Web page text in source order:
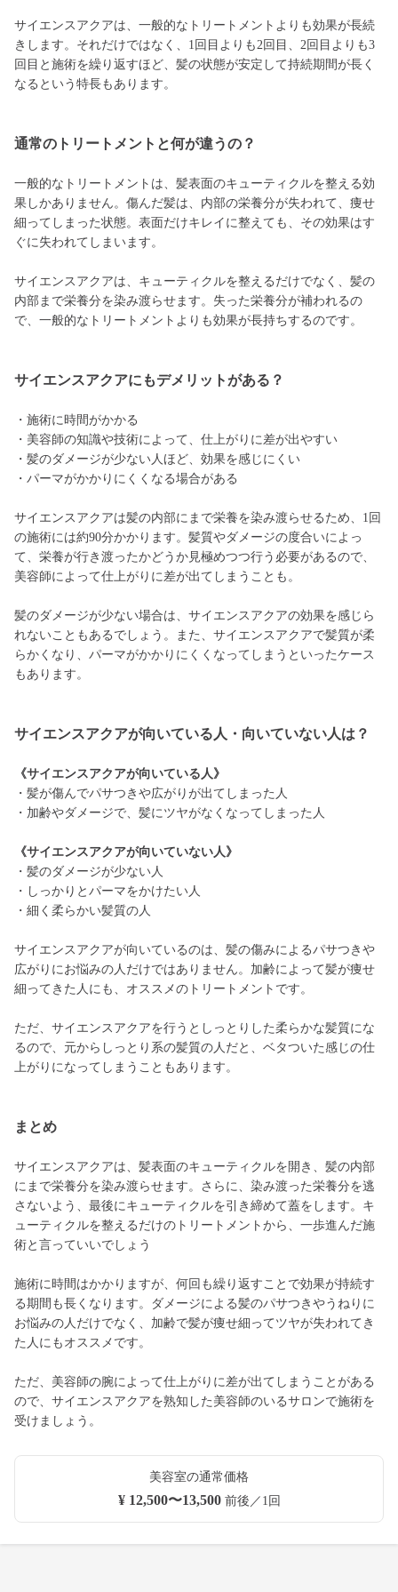
サイエンスアクアは、一般的なトリートメントよりも効果が長続
きします。それだけではなく、1回目よりも2回目、2回目よりも3
回目と施術を繰り返すほど、髪の状態が安定して持続期間が長く
なるという特長もあります。
通常のトリートメントと何が違うの？
一般的なトリートメントは、髪表面のキューティクルを整える効
果しかありません。傷んだ髪は、内部の栄養分が失われて、痩せ
細ってしまった状態。表面だけキレイに整えても、その効果はす
ぐに失われてしまいます。
サイエンスアクアは、キューティクルを整えるだけでなく、髪の
内部まで栄養分を染み渡らせます。失った栄養分が補われるの
で、一般的なトリートメントよりも効果が長持ちするのです。
サイエンスアクアにもデメリットがある？
・施術に時間がかかる
・美容師の知識や技術によって、仕上がりに差が出やすい
・髪のダメージが少ない人ほど、効果を感じにくい
・パーマがかかりにくくなる場合がある
サイエンスアクアは髪の内部にまで栄養を染み渡らせるため、1回
の施術には約90分かかります。髪質やダメージの度合いによっ
て、栄養が行き渡ったかどうか見極めつつ行う必要があるので、
美容師によって仕上がりに差が出てしまうことも。
髪のダメージが少ない場合は、サイエンスアクアの効果を感じら
れないこともあるでしょう。また、サイエンスアクアで髪質が柔
らかくなり、パーマがかかりにくくなってしまうといったケース
もあります。
サイエンスアクアが向いている人・向いていない人は？
《サイエンスアクアが向いている人》
・髪が傷んでパサつきや広がりが出てしまった人
・加齢やダメージで、髪にツヤがなくなってしまった人
《サイエンスアクアが向いていない人》
・髪のダメージが少ない人
・しっかりとパーマをかけたい人
・細く柔らかい髪質の人
サイエンスアクアが向いているのは、髪の傷みによるパサつきや
広がりにお悩みの人だけではありません。加齢によって髪が痩せ
細ってきた人にも、オススメのトリートメントです。
ただ、サイエンスアクアを行うとしっとりした柔らかな髪質にな
るので、元からしっとり系の髪質の人だと、ベタついた感じの仕
上がりになってしまうこともあります。
まとめ
サイエンスアクアは、髪表面のキューティクルを開き、髪の内部
にまで栄養分を染み渡らせます。さらに、染み渡った栄養分を逃
さないよう、最後にキューティクルを引き締めて蓋をします。キ
ューティクルを整えるだけのトリートメントから、一歩進んだ施
術と言っていいでしょう
施術に時間はかかりますが、何回も繰り返すことで効果が持続す
る期間も長くなります。ダメージによる髪のパサつきやうねりに
お悩みの人だけでなく、加齢で髪が痩せ細ってツヤが失われてき
た人にもオススメです。
ただ、美容師の腕によって仕上がりに差が出てしまうことがある
ので、サイエンスアクアを熟知した美容師のいるサロンで施術を
受けましょう。
美容室の通常価格
¥ 12,500〜13,500前後／1回